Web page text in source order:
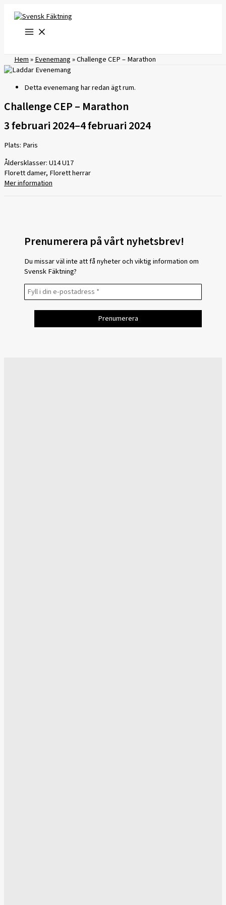
innehåll
Hem»Evenemang»Challenge CEP – Marathon
Detta evenemang har redan ägt rum.
Challenge CEP – Marathon
3 februari 2024–4 februari 2024
Plats: Paris
Åldersklasser: U14 U17
Florett damer, Florett herrar
Mer information
Prenumerera på vårt nyhetsbrev!
Du missar väl inte att få nyheter och viktig information om
Svensk Fäktning?